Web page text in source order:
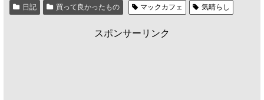
日記 買って良かったもの マックカフェ 気晴らし
スポンサーリンク